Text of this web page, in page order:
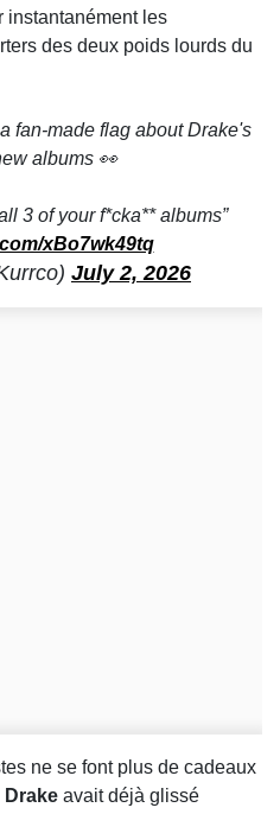
instantanément les
des deux poids lourds du
fan-made flag about Drake's
albums 👀
3 of your f*cka** albums”
xBo7wk49tq
July 2, 2026
ne se font plus de cadeaux
Drake avait déjà glissé